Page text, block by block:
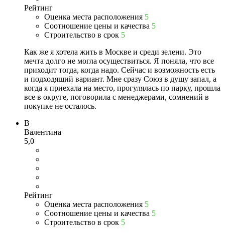
Рейтинг
Оценка места расположения 5
Соотношение цены и качества 5
Строительство в срок 5
Как же я хотела жить в Москве и среди зелени. Это
мечта долго не могла осуществиться. Я поняла, что все
приходит тогда, когда надо. Сейчас и возможность есть
и подходящий вариант. Мне сразу Союз в душу запал, а
когда я приехала на место, прогулялась по парку, прошла
все в округе, поговорила с менеджерами, сомнений в
покупке не осталось.
В
Валентина
5,0
Рейтинг
Оценка места расположения 5
Соотношение цены и качества 5
Строительство в срок 5